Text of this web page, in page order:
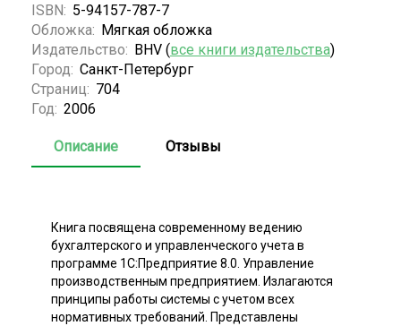
ISBN: 5-94157-787-7
Обложка: Мягкая обложка
Издательство: BHV (все книги издательства)
Город: Санкт-Петербург
Страниц: 704
Год: 2006
Описание Отзывы
Книга посвящена современному ведению
бухгалтерского и управленческого учета в
программе 1С:Предприятие 8.0. Управление
производственным предприятием. Излагаются
принципы работы системы с учетом всех
нормативных требований. Представлены